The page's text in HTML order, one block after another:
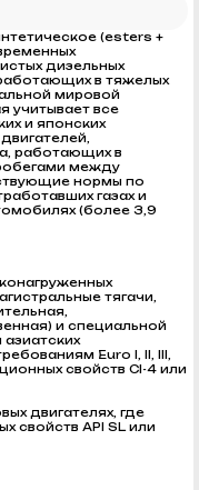
(esters +
дизельных
в тяжелых
мировой
учитывает все
и японских
работающих в
между
нормы по
газах и
(более 3,9
тягачи,
и специальной
азиатских
Euro I, II, III,
свойств CI-4 или
двигателях, где
свойств API SL или